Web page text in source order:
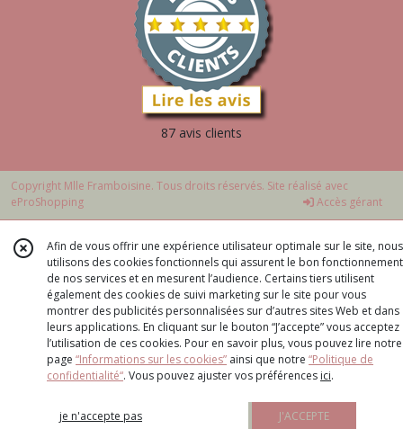
87 avis clients
Copyright Mlle Framboisine. Tous droits réservés. Site réalisé avec
eProShopping
Accès gérant
Afin de vous offrir une expérience utilisateur optimale sur le site, nous
utilisons des cookies fonctionnels qui assurent le bon fonctionnement
de nos services et en mesurent l’audience. Certains tiers utilisent
également des cookies de suivi marketing sur le site pour vous
montrer des publicités personnalisées sur d’autres sites Web et dans
leurs applications. En cliquant sur le bouton “J’accepte” vous acceptez
l’utilisation de ces cookies. Pour en savoir plus, vous pouvez lire notre
page “Informations sur les cookies” ainsi que notre “Politique de
confidentialité“. Vous pouvez ajuster vos préférences ici.
je n'accepte pas J'ACCEPTE